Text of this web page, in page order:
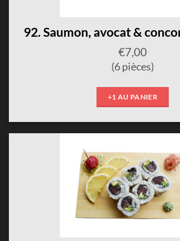
92. Saumon, avocat &
€7,00
(6 pièces)
+1 AU PANIER